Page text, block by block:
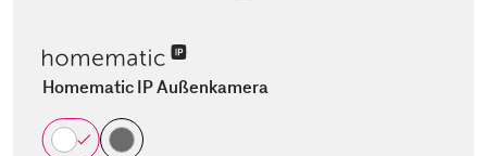
Homematic IP Außenkamera